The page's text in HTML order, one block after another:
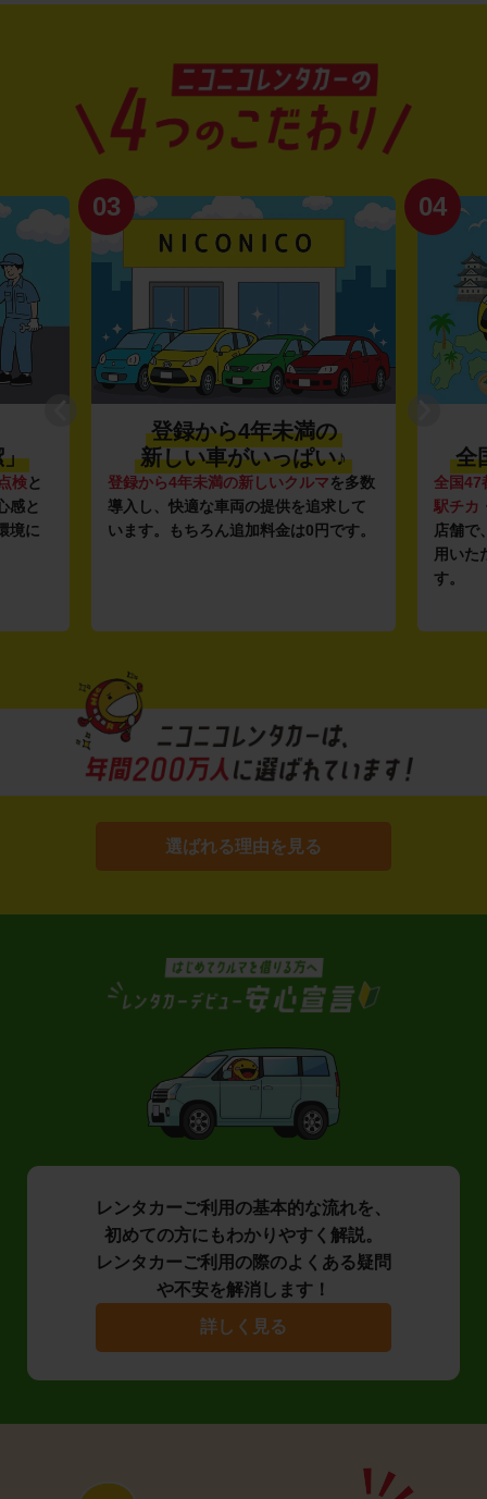
」
検と
感と
境に
03
登録から4年未満の
新しい車がいっぱい♪
登録から4年未満の新しいクルマを多数
導入し、快適な車両の提供を追求して
います。もちろん追加料金は0円です。
04
全
全国47
駅チカ
店舗で
用いた
す。
選ばれる理由を見る
レンタカーご利用の基本的な流れを、
初めての方にもわかりやすく解説。
レンタカーご利用の際のよくある疑問
や不安を解消します！
詳しく見る